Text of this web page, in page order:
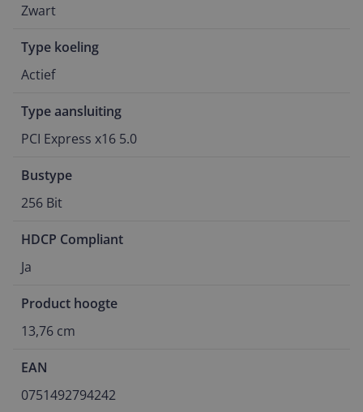
Zwart
Type koeling
Actief
Type aansluiting
PCI Express x16 5.0
Bustype
256 Bit
HDCP Compliant
Ja
Product hoogte
13,76 cm
EAN
0751492794242